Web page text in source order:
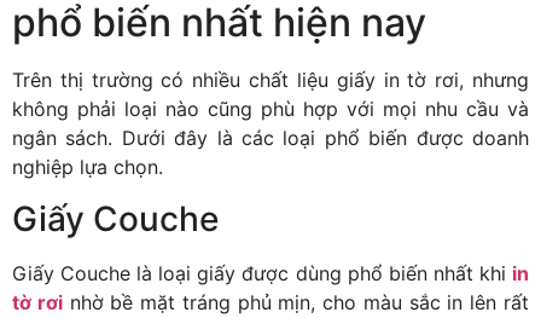
phổ biến nhất hiện nay
Trên thị trường có nhiều chất liệu giấy in tờ rơi, nhưng
không phải loại nào cũng phù hợp với mọi nhu cầu và
ngân sách. Dưới đây là các loại phổ biến được doanh
nghiệp lựa chọn.
Giấy Couche
Giấy Couche là loại giấy được dùng phổ biến nhất khi in
tờ rơinhờ bề mặt tráng phủ mịn, cho màu sắc in lên rất